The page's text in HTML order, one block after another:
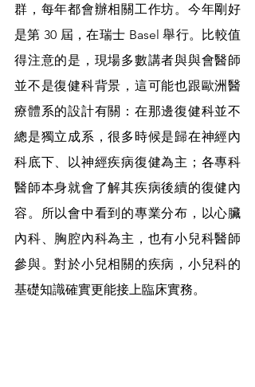
群，每年都會辦相關工作坊。今年剛好
是第 30 屆，在瑞士 Basel 舉行。比較值
得注意的是，現場多數講者與與會醫師
並不是復健科背景，這可能也跟歐洲醫
療體系的設計有關：在那邊復健科並不
總是獨立成系，很多時候是歸在神經內
科底下、以神經疾病復健為主；各專科
醫師本身就會了解其疾病後續的復健內
容。所以會中看到的專業分布，以心臟
內科、胸腔內科為主，也有小兒科醫師
參與。對於小兒相關的疾病，小兒科的
基礎知識確實更能接上臨床實務。